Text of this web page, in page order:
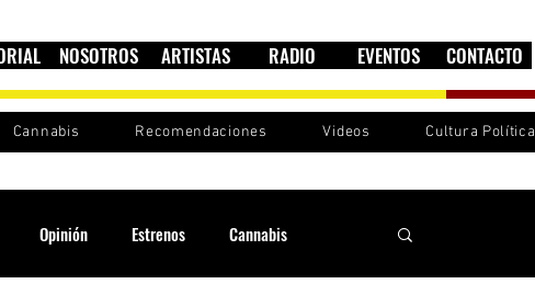
NOSOTROS ARTISTAS RADIO EVENTOS CONTACTO
Cannabis Recomendaciones Videos Cultura Política
Opinión Estrenos Cannabis